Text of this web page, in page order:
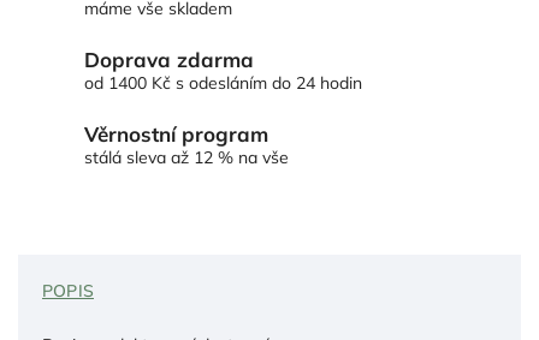
máme vše skladem
Doprava zdarma
od 1400 Kč s odesláním do 24 hodin
Věrnostní program
stálá sleva až 12 % na vše
POPIS